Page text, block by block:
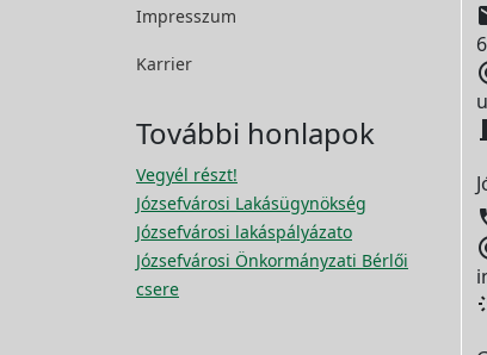
Impresszum
Karrier
További honlapok
Vegyél részt!
Józsefvárosi Lakásügynökség
Józsefvárosi lakáspályázato
Józsefvárosi Önkormányzati Bérlői
csere